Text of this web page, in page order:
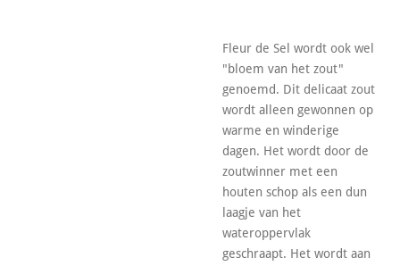
Fleur de Sel wordt ook wel
"bloem van het zout"
genoemd. Dit delicaat zout
wordt alleen gewonnen op
warme en winderige
dagen. Het wordt door de
zoutwinner met een
houten schop als een dun
laagje van het
wateroppervlak
geschraapt. Het wordt aan